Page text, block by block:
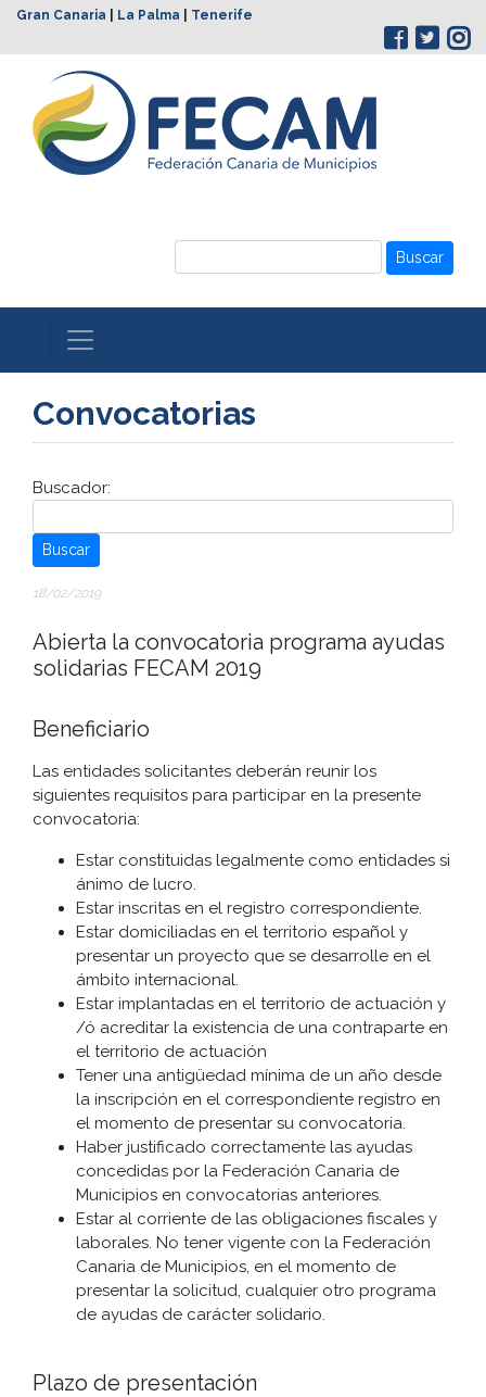
Gran Canaria La Palma Tenerife
Buscar
Convocatorias
Buscador:
Buscar
18/02/2019
Abierta la convocatoria programa ayudas
solidarias FECAM 2019
Beneficiario
Las entidades solicitantes deberán reunir los
siguientes requisitos para participar en la presente
convocatoria:
Estar constituidas legalmente como entidades si
ánimo de lucro.
Estar inscritas en el registro correspondiente.
Estar domiciliadas en el territorio español y
presentar un proyecto que se desarrolle en el
ámbito internacional.
Estar implantadas en el territorio de actuación y
/ó acreditar la existencia de una contraparte en
el territorio de actuación
Tener una antigüedad mínima de un año desde
la inscripción en el correspondiente registro en
el momento de presentar su convocatoria.
Haber justificado correctamente las ayudas
concedidas por la Federación Canaria de
Municipios en convocatorias anteriores.
Estar al corriente de las obligaciones fiscales y
laborales. No tener vigente con la Federación
Canaria de Municipios, en el momento de
presentar la solicitud, cualquier otro programa
de ayudas de carácter solidario.
Plazo de presentación